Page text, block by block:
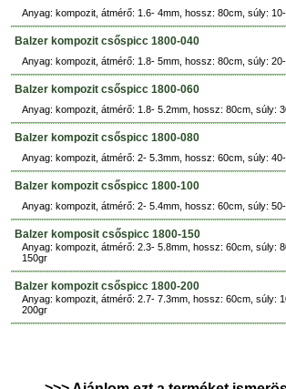
Anyag: kompozit, átmérő: 1.6- 4mm, hossz: 80cm, súly:
Balzer kompozit csőspicc 1800-040
Anyag: kompozit, átmérő: 1.8- 5mm, hossz: 80cm, súly:
Balzer kompozit csőspicc 1800-060
Anyag: kompozit, átmérő: 1.8- 5.2mm, hossz: 80cm, súly:
Balzer kompozit csőspicc 1800-080
Anyag: kompozit, átmérő: 2- 5.3mm, hossz: 60cm, súly:
Balzer kompozit csőspicc 1800-100
Anyag: kompozit, átmérő: 2- 5.4mm, hossz: 60cm, súly:
Balzer komposit csőspicc 1800-150
Anyag: kompozit, átmérő: 2.3- 5.8mm, hossz: 60cm, súly:
150gr
Balzer kompozit csőspicc 1800-200
Anyag: kompozit, átmérő: 2.7- 7.3mm, hossz: 60cm, súly:
200gr